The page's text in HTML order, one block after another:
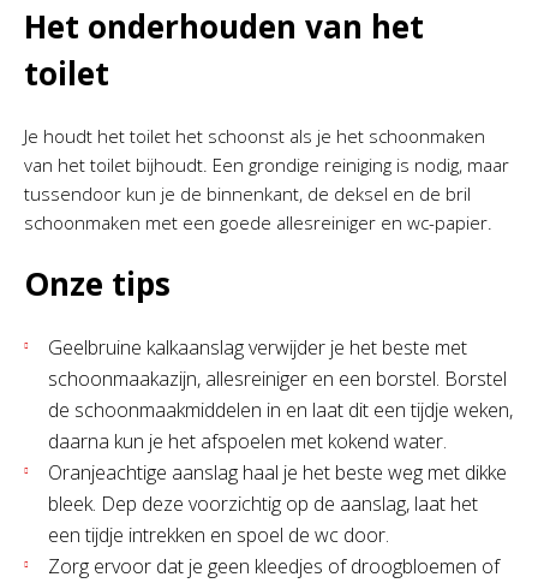
Het onderhouden van het
toilet
Je houdt het toilet het schoonst als je het schoonmaken
van het toilet bijhoudt. Een grondige reiniging is nodig, maar
tussendoor kun je de binnenkant, de deksel en de bril
schoonmaken met een goede allesreiniger en wc-papier.
Onze tips
Geelbruine kalkaanslag verwijder je het beste met
schoonmaakazijn, allesreiniger en een borstel. Borstel
de schoonmaakmiddelen in en laat dit een tijdje weken,
daarna kun je het afspoelen met kokend water.
Oranjeachtige aanslag haal je het beste weg met dikke
bleek. Dep deze voorzichtig op de aanslag, laat het
een tijdje intrekken en spoel de wc door.
Zorg ervoor dat je geen kleedjes of droogbloemen of